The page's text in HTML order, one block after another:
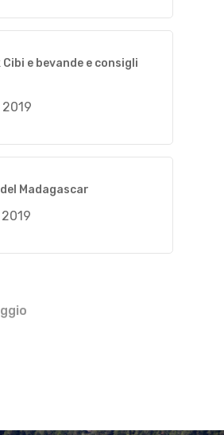
Cibi e bevande e consigli
2019
Madagascar
2019